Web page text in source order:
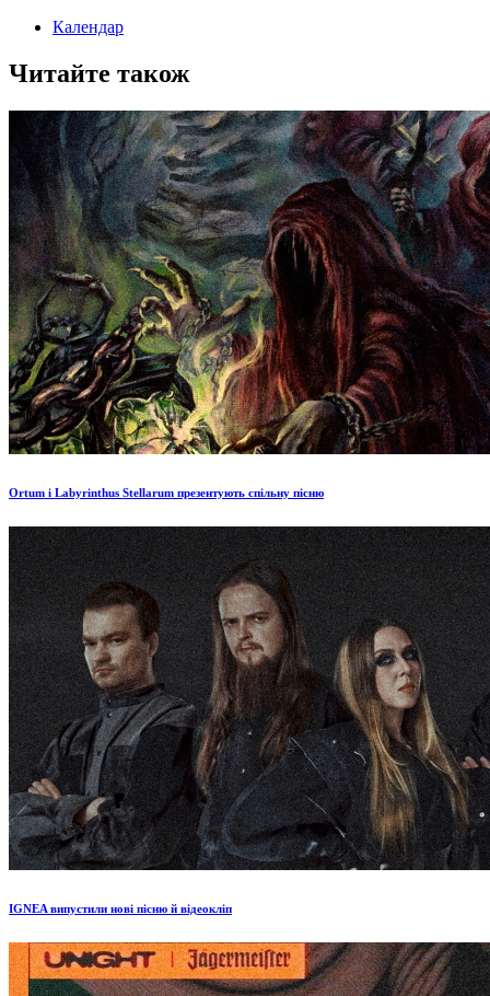
Календар
Читайте також
Ortum і Labyrinthus Stellarum презентують спільну пісню
IGNEA випустили нові пісню й відеокліп